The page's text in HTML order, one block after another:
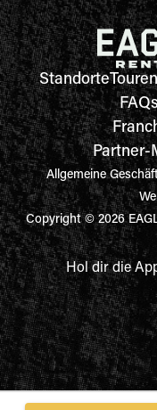
StandorteTouren
Partner-
Allgemeine
Copyright © 2026
Hol dir die